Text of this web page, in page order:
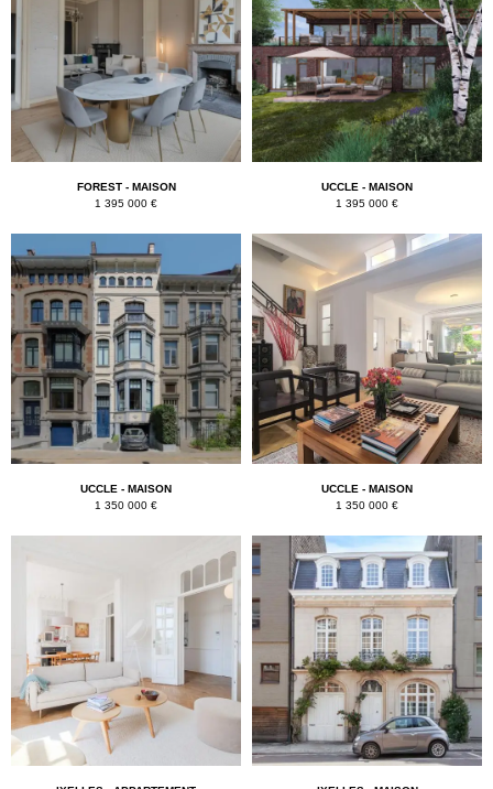
FOREST - MAISON
1 395 000 €
UCCLE - MAISON
1 395 000 €
UCCLE - MAISON
1 350 000 €
UCCLE - MAISON
1 350 000 €